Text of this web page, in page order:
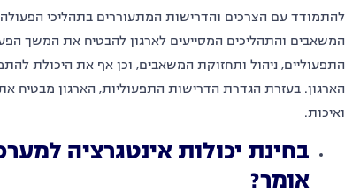
להתמודד עם הצרכים והדרישות המתעוררים בתהליכי
המשאבים והתהליכים המסייעים לארגון להבטיח את המשך
התפעוליים, ניהול ותחזוקת המשאבים, וכן אף את היכולת
הארגון. בעזרת הגדרת הדרישות התפעוליות, הארגון מבטיח
ואיכות.
בחינת יכולות אינטגרציה
אומר?